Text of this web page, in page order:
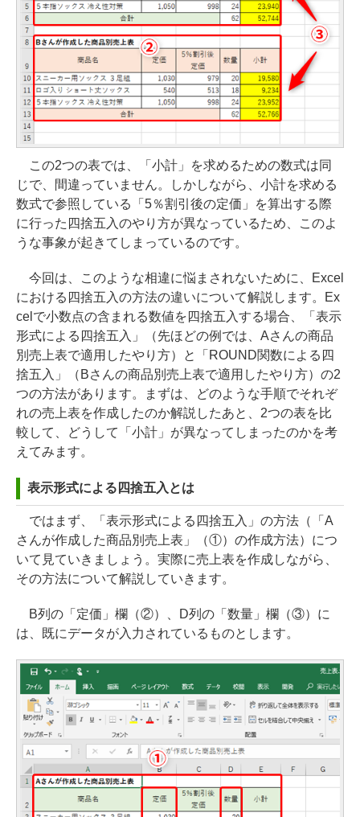
この2つの表では、「小計」を求めるための数式は同
じで、間違っていません。しかしながら、小計を求める
数式で参照している「5％割引後の定価」を算出する際
に行った四捨五入のやり方が異なっているため、このよ
うな事象が起きてしまっているのです。
今回は、このような相違に悩まされないために、Excel
における四捨五入の方法の違いについて解説します。Ex
celで小数点の含まれる数値を四捨五入する場合、「表示
形式による四捨五入」（先ほどの例では、Aさんの商品
別売上表で適用したやり方）と「ROUND関数による四
捨五入」（Bさんの商品別売上表で適用したやり方）の2
つの方法があります。まずは、どのような手順でそれぞ
れの売上表を作成したのか解説したあと、2つの表を比
較して、どうして「小計」が異なってしまったのかを考
えてみます。
表示形式による四捨五入とは
ではまず、「表示形式による四捨五入」の方法（「A
さんが作成した商品別売上表」（①）の作成方法）につ
いて見ていきましょう。実際に売上表を作成しながら、
その方法について解説していきます。
B列の「定価」欄（②）、D列の「数量」欄（③）に
は、既にデータが入力されているものとします。